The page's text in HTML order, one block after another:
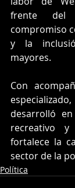
frente del
compromiso
y la
mayores.
Con
desarrolló
recreativo
fortalece la
sector de la
Política